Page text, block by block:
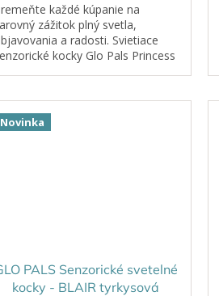
každé kúpanie na
zážitok plný svetla,
a radosti. Svietiace
kocky Glo Pals Princess
svetlom a...
Novinka
PALS Senzorické svetelné
kocky - BLAIR tyrkysová